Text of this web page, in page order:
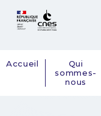
Navigation
Accueil
Qui
sommes-
nous